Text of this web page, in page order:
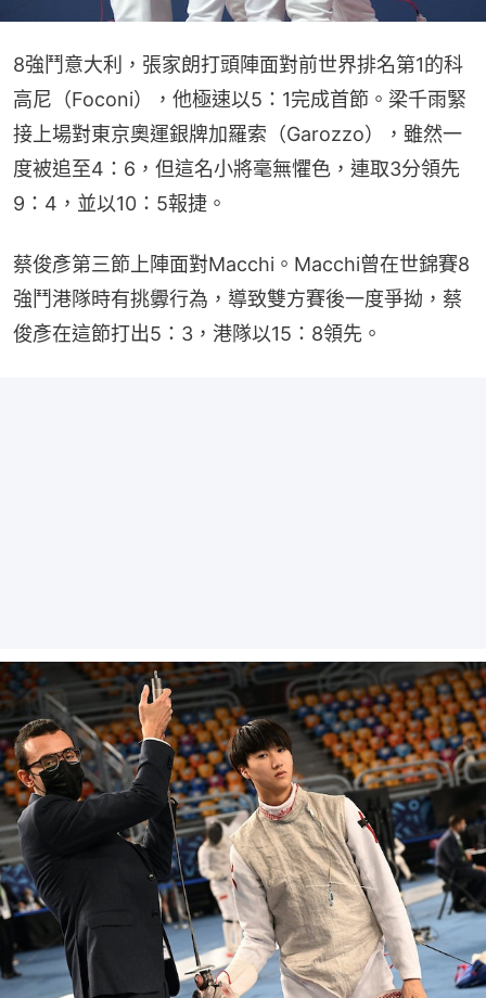
8強鬥意大利，張家朗打頭陣面對前世界排名第1的科
高尼（Foconi），他極速以5：1完成首節。梁千雨緊
接上場對東京奧運銀牌加羅索（Garozzo），雖然一
度被追至4：6，但這名小將毫無懼色，連取3分領先
9：4，並以10：5報捷。
蔡俊彥第三節上陣面對Macchi。Macchi曾在世錦賽8
強鬥港隊時有挑釁行為，導致雙方賽後一度爭拗，蔡
俊彥在這節打出5：3，港隊以15：8領先。